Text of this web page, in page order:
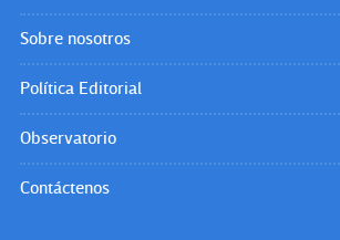
Sobre nosotros
Política Editorial
Observatorio
Contáctenos